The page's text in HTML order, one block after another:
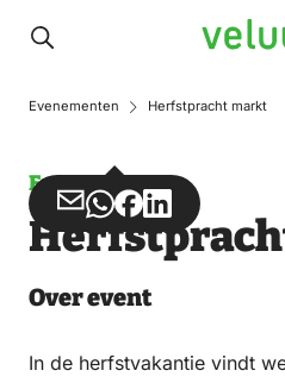
Veluwe
Evenementen Herfstpracht markt
Event
Share
via
Share
via
Share
on
Share
on
Over event
In de herfstvakantie vindt